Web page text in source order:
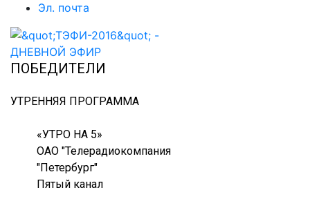
Эл. почта
ПОБЕДИТЕЛИ
УТРЕННЯЯ ПРОГРАММА
«УТРО НА 5»
ОАО "Телерадиокомпания
"Петербург"
Пятый канал